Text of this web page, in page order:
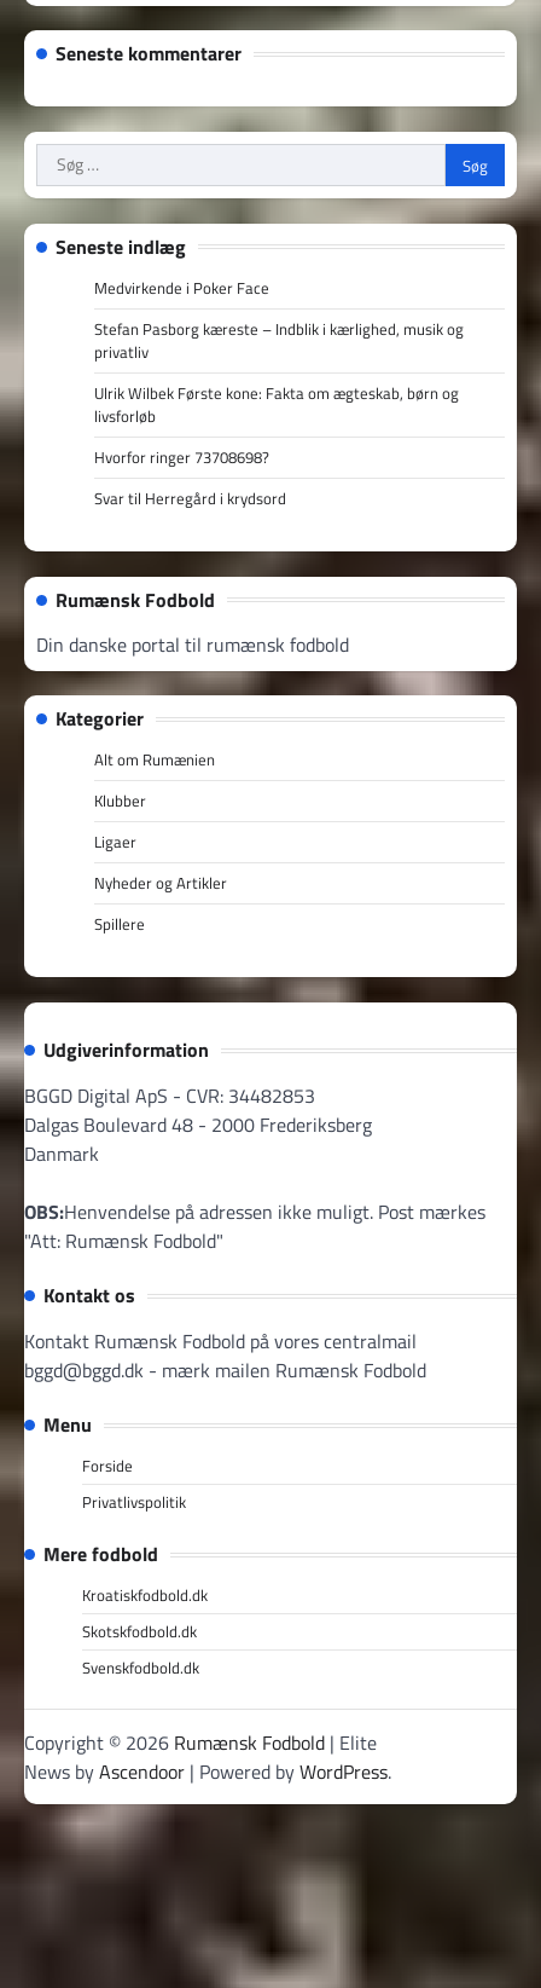
Seneste kommentarer
Søg
efter:
Seneste indlæg
Medvirkende i Poker Face
Stefan Pasborg kæreste – Indblik i kærlighed, musik og
privatliv
Ulrik Wilbek Første kone: Fakta om ægteskab, børn og
livsforløb
Hvorfor ringer 73708698?
Svar til Herregård i krydsord
Rumænsk Fodbold
Din danske portal til rumænsk fodbold
Kategorier
Alt om Rumænien
Klubber
Ligaer
Nyheder og Artikler
Spillere
Udgiverinformation
BGGD Digital ApS - CVR: 34482853
Dalgas Boulevard 48 - 2000 Frederiksberg
Danmark
OBS:Henvendelse på adressen ikke muligt. Post mærkes
"Att: Rumænsk Fodbold"
Kontakt os
Kontakt Rumænsk Fodbold på vores centralmail
bggd@bggd.dk - mærk mailen Rumænsk Fodbold
Menu
Forside
Privatlivspolitik
Mere fodbold
Kroatiskfodbold.dk
Skotskfodbold.dk
Svenskfodbold.dk
Copyright © 2026 Rumænsk Fodbold | Elite
News byAscendoor | Powered byWordPress.